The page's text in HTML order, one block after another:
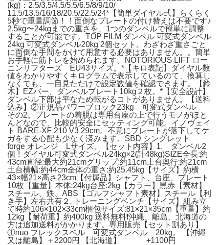
(kg)：2.5/3.5/4.5/5.5/6.5/8/9/10/
11.5/13.5/16/18/20.5/22.5/24*【簡単ダイヤル式】らくらく
5秒で重量調節！！面倒なプレートの付け替えは不要です♪
2.5kg〜24kgまでの重さを、1つのダンベルで簡単に調整
することが可能です。TOP FILM ダンベル 可変式ダンベル
24kg 可変式ダンベル20kg 2個セット。わざわざ重さごと
に面倒な手間をかけて用意する必要はありません。。簡単
お手軽に筋トレを始められます。NOTORIOUS LIFT ロー
ニンリフターズ EU43サイズ。*【キロ表記】ダイヤル数
値をわかりやすくキログラムで表示しているのて、換算し
なくても、一目見ただけで設定数値を確認できます。【鈴
木】EZバー、ダンベルプレート10kg２枚。*【安全設計】
ダンベル下部は平なため転がるコトがありません。【送料
込み】②正規品パワーブロック23kg 可変式ダンベル
その2。プレートの着脱は専用台座の上で行うモノがほと
んどなので、比較的安全にセッティング可能。イノヴェイ
ト BARE-XF 210 V3 29cm。不意にプレートが落下してケ
ガをする心配も少なく済みます。SBD シングレット
forge オレンジ Lサイズ。【セット内容】1. ダンベル2
個！ダイヤル可変式ダンベル24kg×2(計48kg)SIZE全長:約
43cm直径:最大約21cmグリップ:約11cm土台奥行:約21cm
土台横幅:約44cm全体の重さ:約25.45kg【サイズ】約横
43×幅21×高さ23cm【付属品】シャフト、台座、プレート
10枚【重量】本体:24kg台座:2kg【カラー】黒赤【素材】
スチール、鉄、ABS【ゴルフシャフト素材】スチール【利
き手】左右共有２. トレーニングベンチ【サイズ】組み立
て時約106×102×33cm梱包サイズ:81×21×35cm【重量】約
12kg【耐荷重】約400kg 送料無料❗️沖縄、離島、北海道の
方は追加送料がかかります。専用販売【セット割あり】
①nuo フレックスベル 可変式ダンベル 20kg。 【沖縄
又は離島】＋2200円 【北海道】 +1100円